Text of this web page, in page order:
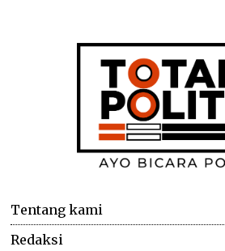
Tentang kami
Redaksi